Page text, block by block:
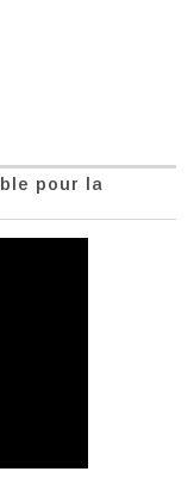
pour la